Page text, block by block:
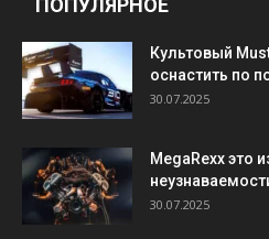
ПОПУЛЯРНОЕ
Культовый
оснастить по
30.07.2025
MegaRexx это
30.07.2025